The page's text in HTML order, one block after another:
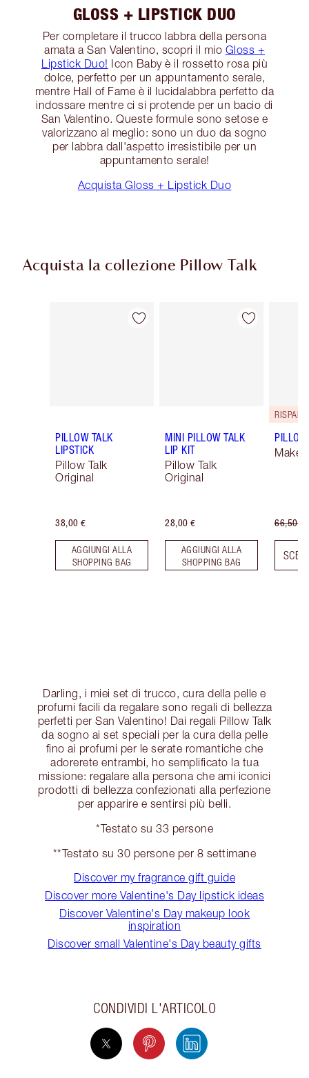
GLOSS + LIPSTICK DUO
Per completare il trucco labbra della persona
amata a San Valentino, scopri il mio Gloss +
Lipstick Duo! Icon Baby è il rossetto rosa più
dolce, perfetto per un appuntamento serale,
mentre Hall of Fame è il lucidalabbra perfetto da
indossare mentre ci si protende per un bacio di
San Valentino. Queste formule sono setose e
valorizzano al meglio: sono un duo da sogno
per labbra dall'aspetto irresistibile per un
appuntamento serale!
Acquista Gloss + Lipstick Duo
Acquista la collezione Pillow Talk
Articolo 1 di 84
PILLOW TALK
LIPSTICK
Pillow Talk
Original
38,00 €
AGGIUNGI ALLA
SHOPPING BAG
Articolo 2 di 84
MINI PILLOW TALK
LIP KIT
Pillow Talk
Original
28,00 €
AGGIUNGI ALLA
SHOPPING BAG
66,50 €
Darling, i miei set di trucco, cura della pelle e
profumi facili da regalare sono regali di bellezza
perfetti per San Valentino! Dai regali Pillow Talk
da sogno ai set speciali per la cura della pelle
fino ai profumi per le serate romantiche che
adorerete entrambi, ho semplificato la tua
missione: regalare alla persona che ami iconici
prodotti di bellezza confezionati alla perfezione
per apparire e sentirsi più belli.
*Testato su 33 persone
**Testato su 30 persone per 8 settimane
Discover my fragrance gift guide
Discover more Valentine's Day lipstick ideas
Discover Valentine's Day makeup look
inspiration
Discover small Valentine's Day beauty gifts
CONDIVIDI L'ARTICOLO